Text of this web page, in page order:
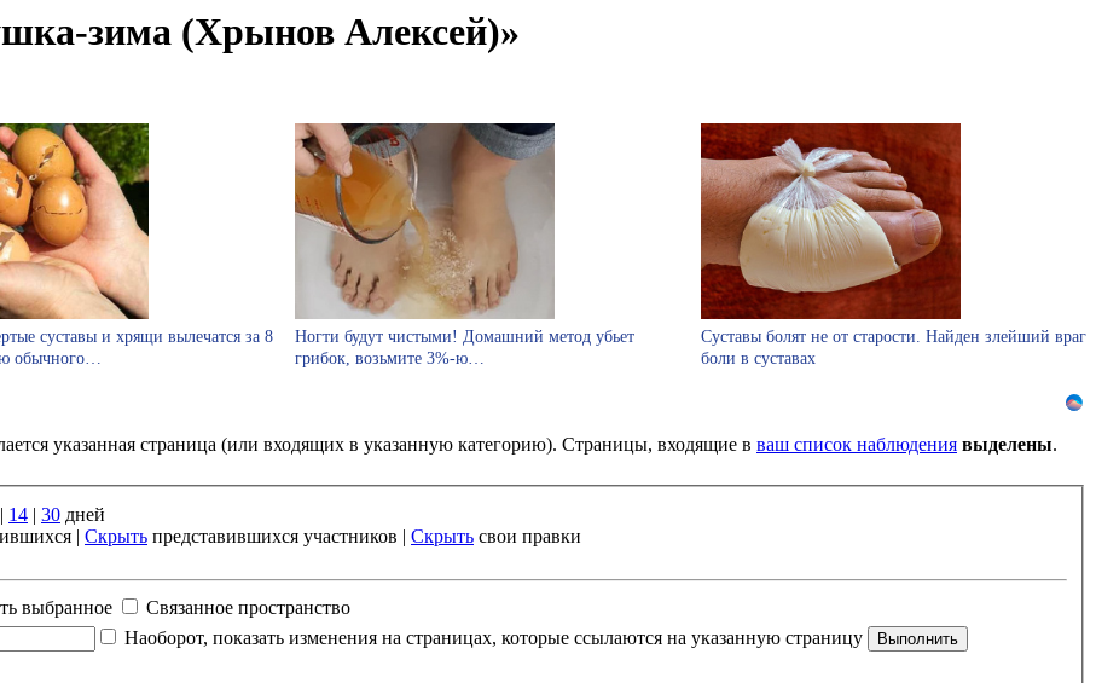
зима (Хрынов Алексей)»
суставы и хрящи вылечатся за 8
обычного…
Ногти будут чистыми! Домашний метод убьет
грибок, возьмите 3%-ю…
Суставы болят не от старости. Найден злейший враг
боли в суставах
указанная страница (или входящих в указанную категорию). Страницы, входящие в ваш список наблюдения выделены.
| 14 | 30 дней
| Скрыть представившихся участников | Скрыть свои правки
выбранное
Связанное пространство
Наоборот, показать изменения на страницах, которые ссылаются на указанную страницу